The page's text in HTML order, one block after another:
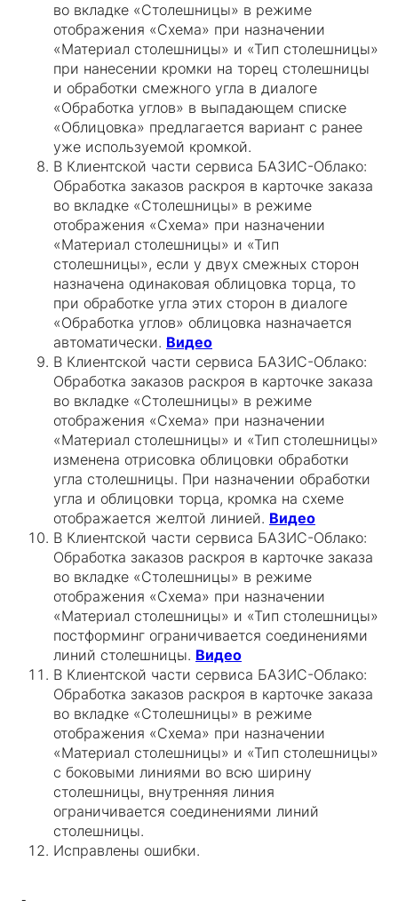
во вкладке «Столешницы» в режиме
отображения «Схема» при назначении
«Материал столешницы» и «Тип столешницы»
при нанесении кромки на торец столешницы
и обработки смежного угла в диалоге
«Обработка углов» в выпадающем списке
«Облицовка» предлагается вариант с ранее
уже используемой кромкой.
В Клиентской части сервиса БАЗИС-Облако:
Обработка заказов раскроя в карточке заказа
во вкладке «Столешницы» в режиме
отображения «Схема» при назначении
«Материал столешницы» и «Тип
столешницы», если у двух смежных сторон
назначена одинаковая облицовка торца, то
при обработке угла этих сторон в диалоге
«Обработка углов» облицовка назначается
автоматически. Видео
В Клиентской части сервиса БАЗИС-Облако:
Обработка заказов раскроя в карточке заказа
во вкладке «Столешницы» в режиме
отображения «Схема» при назначении
«Материал столешницы» и «Тип столешницы»
изменена отрисовка облицовки обработки
угла столешницы. При назначении обработки
угла и облицовки торца, кромка на схеме
отображается желтой линией. Видео
В Клиентской части сервиса БАЗИС-Облако:
Обработка заказов раскроя в карточке заказа
во вкладке «Столешницы» в режиме
отображения «Схема» при назначении
«Материал столешницы» и «Тип столешницы»
постформинг ограничивается соединениями
линий столешницы. Видео
В Клиентской части сервиса БАЗИС-Облако:
Обработка заказов раскроя в карточке заказа
во вкладке «Столешницы» в режиме
отображения «Схема» при назначении
«Материал столешницы» и «Тип столешницы»
с боковыми линиями во всю ширину
столешницы, внутренняя линия
ограничивается соединениями линий
столешницы.
Исправлены ошибки.